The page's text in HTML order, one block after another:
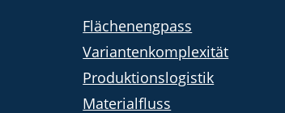
Flächenengpass
Variantenkomplexität
Produktionslogistik
Materialfluss